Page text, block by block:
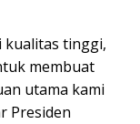
kualitas tinggi,
membuat
utama kami
Presiden